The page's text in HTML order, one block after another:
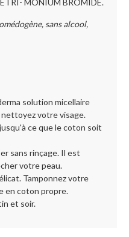
MONIUM BROMIDE.
sans alcool,
solution micellaire
votre visage.
ce que le coton soit
sans rinçage. Il est
votre peau.
Tamponnez votre
en coton propre.
et soir.